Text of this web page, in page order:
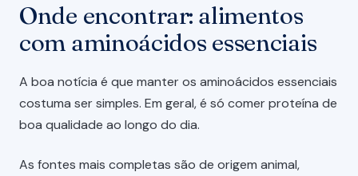
Onde encontrar: alimentos
com aminoácidos essenciais
A boa notícia é que manter os aminoácidos essenciais
costuma ser simples. Em geral, é só comer proteína de
boa qualidade ao longo do dia.
As fontes mais completas são de origem animal,